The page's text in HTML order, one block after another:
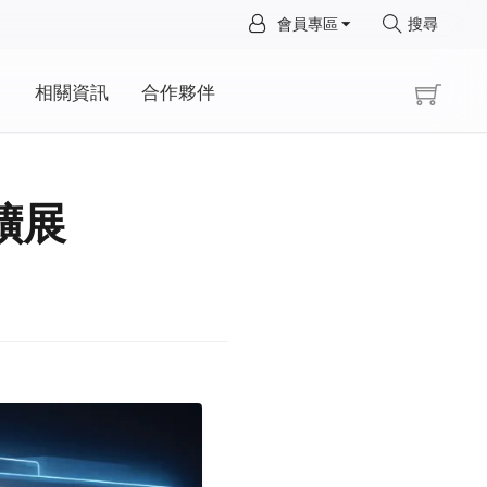
會員專區 搜尋
相關資訊 合作夥伴
展
×